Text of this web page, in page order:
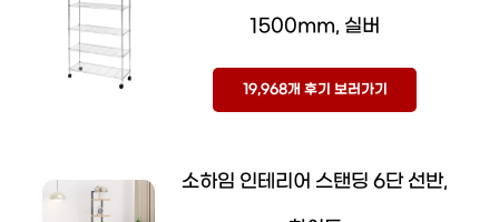
1500mm, 실버
19,968개 후기 보러가기
소하임 인테리어 스탠딩 6단 선반,